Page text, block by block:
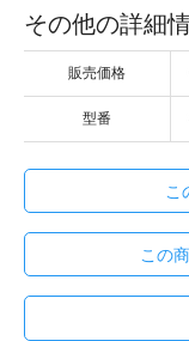
その他の詳細
販売価格
型番
こ
この